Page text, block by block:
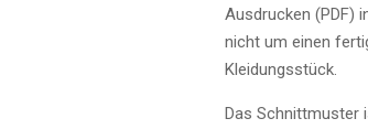
Ausdrucken (PDF)
nicht um einen
Kleidungsstück.
Das Schnittmuster